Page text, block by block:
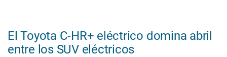
El Toyota C-HR+ eléctrico domina abril
entre los SUV eléctricos